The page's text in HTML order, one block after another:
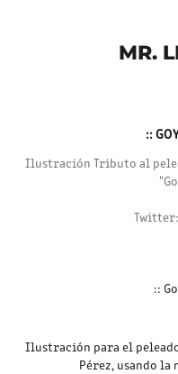
MR.
::
Ilustración Tributo al
::
Ilustración para el
Pérez, usando la